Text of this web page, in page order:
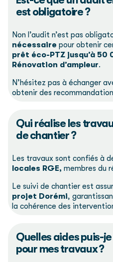
est obligatoire ?
Non l’audit n’est pas
nécessaire pour obtenir
prêt éco-PTZ jusqu’à 50
Rénovation d’ampleur.
N’hésitez pas à échanger
obtenir des
Qui réalise les
de chantier ?
Les travaux sont confiés à
locales RGE, membres du
Le suivi de chantier est
projet Dorémi,
la cohérence des
Quelles aides puis-
pour mes travaux ?